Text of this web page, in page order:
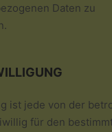
Daten zu
ist jede von der
für den